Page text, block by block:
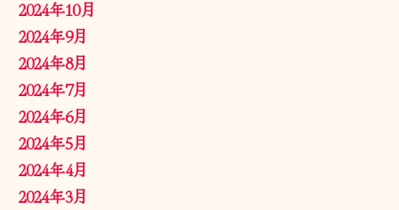
2024年10月
2024年9月
2024年8月
2024年7月
2024年6月
2024年5月
2024年4月
2024年3月